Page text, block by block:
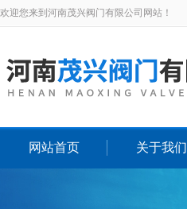
欢迎您来到河南茂兴阀门有限公司网站！
网站首页 关于我们